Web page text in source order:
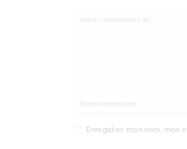
Enregistrer mon nom, mon